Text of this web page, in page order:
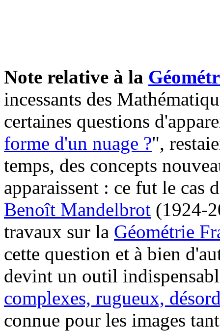
Note relative à la
incessants des
certaines questions
forme d'un nuage ?",
temps, des concepts
apparaissent : ce fut le cas
Benoît Mandelbrot (1924-
travaux sur la Géométrie
cette question et à bien
devint un outil
complexes, rugueux,
connue pour les images